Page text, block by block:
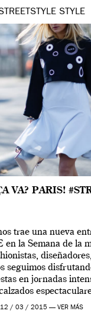
STYLE
VA? PARIS!
trae una nueva
en la Semana de la
seguimos
en jornadas
y outfits
12 / 03 / 2015 — VER MÁS